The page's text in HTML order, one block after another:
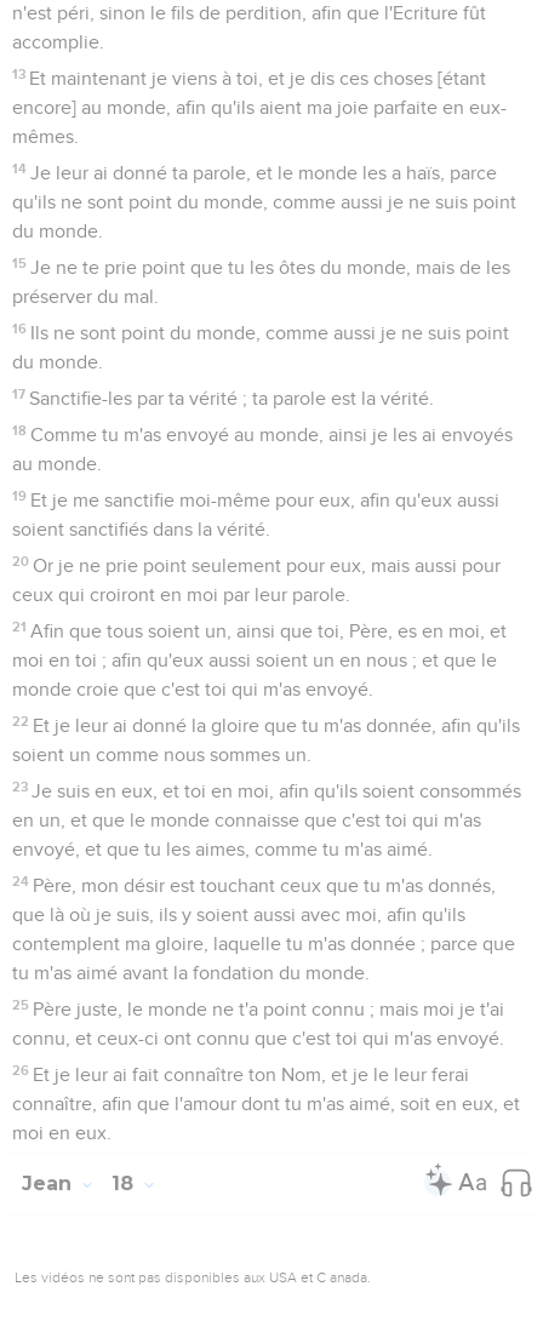
n'est péri, sinon le fils de perdition, afin que l'Ecriture fût
accomplie.
13 Et maintenant je viens à toi, et je dis ces choses [étant
encore] au monde, afin qu'ils aient ma joie parfaite en eux-
mêmes.
14 Je leur ai donné ta parole, et le monde les a haïs, parce
qu'ils ne sont point du monde, comme aussi je ne suis point
du monde.
15 Je ne te prie point que tu les ôtes du monde, mais de les
préserver du mal.
16 Ils ne sont point du monde, comme aussi je ne suis point
du monde.
17 Sanctifie-les par ta vérité ; ta parole est la vérité.
18 Comme tu m'as envoyé au monde, ainsi je les ai envoyés
au monde.
19 Et je me sanctifie moi-même pour eux, afin qu'eux aussi
soient sanctifiés dans la vérité.
20 Or je ne prie point seulement pour eux, mais aussi pour
ceux qui croiront en moi par leur parole.
21 Afin que tous soient un, ainsi que toi, Père, es en moi, et
moi en toi ; afin qu'eux aussi soient un en nous ; et que le
monde croie que c'est toi qui m'as envoyé.
22 Et je leur ai donné la gloire que tu m'as donnée, afin qu'ils
soient un comme nous sommes un.
23 Je suis en eux, et toi en moi, afin qu'ils soient consommés
en un, et que le monde connaisse que c'est toi qui m'as
envoyé, et que tu les aimes, comme tu m'as aimé.
24 Père, mon désir est touchant ceux que tu m'as donnés,
que là où je suis, ils y soient aussi avec moi, afin qu'ils
contemplent ma gloire, laquelle tu m'as donnée ; parce que
tu m'as aimé avant la fondation du monde.
25 Père juste, le monde ne t'a point connu ; mais moi je t'ai
connu, et ceux-ci ont connu que c'est toi qui m'as envoyé.
26 Et je leur ai fait connaître ton Nom, et je le leur ferai
connaître, afin que l'amour dont tu m'as aimé, soit en eux, et
moi en eux.
Jean 18
Les vidéos ne sont pas disponibles aux USA et C anada.